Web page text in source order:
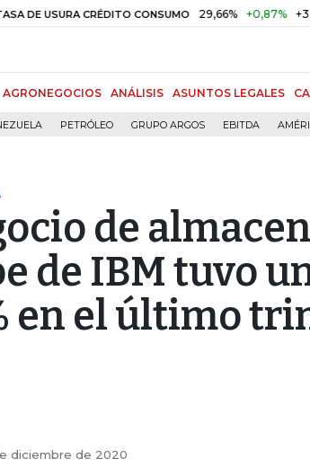
USURA CRÉDITO CONSUMO 29,66% +0,87% +3,02%
AGRONEGOCIOS ANÁLISIS ASUNTOS LEGALES
PETRÓLEO GRUPO ARGOS EBITDA
de
de IBM tuvo
en el último
diciembre de 2020